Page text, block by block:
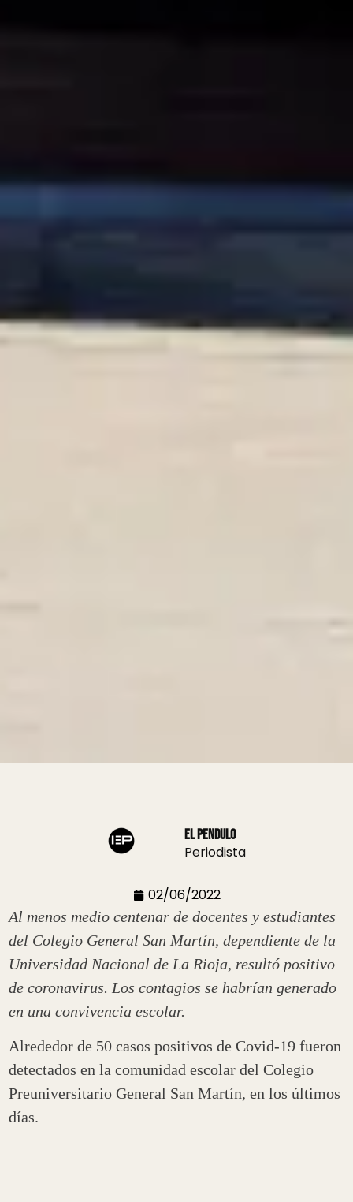
El Pendulo
Periodista
02/06/2022
Al menos medio centenar de docentes y estudiantes
del Colegio General San Martín, dependiente de la
Universidad Nacional de La Rioja, resultó positivo
de coronavirus. Los contagios se habrían generado
en una convivencia escolar.
Alrededor de 50 casos positivos de Covid-19 fueron
detectados en la comunidad escolar del Colegio
Preuniversitario General San Martín, en los últimos
días.